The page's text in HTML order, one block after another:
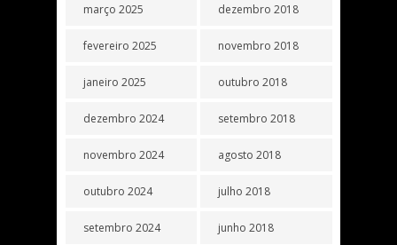
março 2025
fevereiro 2025
janeiro 2025
dezembro 2024
novembro 2024
outubro 2024
setembro 2024
dezembro 2018
novembro 2018
outubro 2018
setembro 2018
agosto 2018
julho 2018
junho 2018